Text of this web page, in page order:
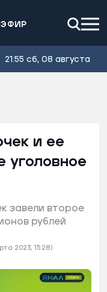
21:55 сб, 08 августа
2023, 15:28)
и ее
уголовное
завели второе
рублей